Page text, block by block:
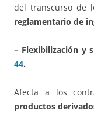
del transcurso de
reglamentario de
– Flexibilización y
44.
Afecta a los
productos